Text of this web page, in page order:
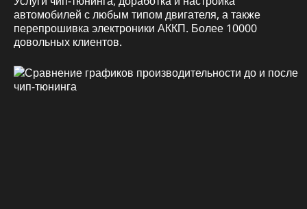
автомобилей с любым типом двигателя, а также
перепрошивка электроники АККП. Более 10000
довольных клиентов.